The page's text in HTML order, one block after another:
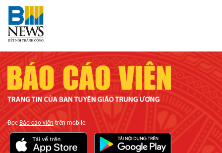
ĐọcBáo cáo viên trên mobile: